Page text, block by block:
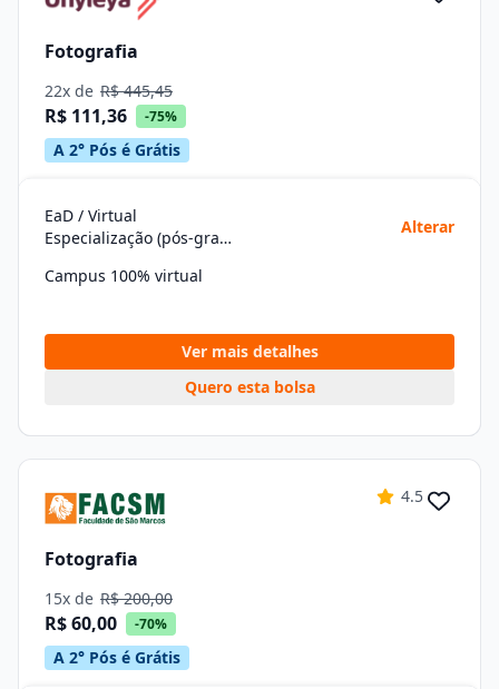
Fotografia
22x de R$ 445,45
R$ 111,36 -75%
A 2° Pós é Grátis
EaD / Virtual
Especialização (pós-graduação)
Alterar
Campus 100% virtual
Ver mais detalhes
Quero esta bolsa
4.5
Fotografia
15x de R$ 200,00
R$ 60,00 -70%
A 2° Pós é Grátis